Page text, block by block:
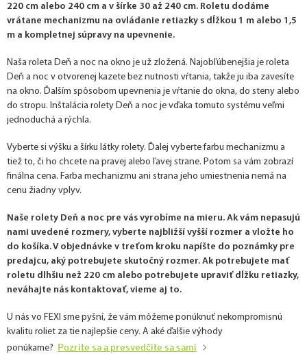
220 cm alebo 240 cm a v šírke 30 až 240 cm. Roletu dodáme
vrátane mechanizmu na ovládanie retiazky s dĺžkou 1 m alebo 1,5
m a kompletnej súpravy na upevnenie.
Naša roleta Deň a noc na okno je už zložená. Najobľúbenejšia je roleta
Deň a noc v otvorenej kazete bez nutnosti vŕtania, takže ju iba zavesíte
na okno. Ďalším spôsobom upevnenia je vŕtanie do okna, do steny alebo
do stropu. Inštalácia rolety Deň a noc je vďaka tomuto systému veľmi
jednoduchá a rýchla.
Vyberte si výšku a šírku látky rolety. Ďalej vyberte farbu mechanizmu a
tiež to, či ho chcete na pravej alebo ľavej strane. Potom sa vám zobrazí
finálna cena. Farba mechanizmu ani strana jeho umiestnenia nemá na
cenu žiadny vplyv.
Naše rolety Deň a noc pre vás vyrobíme na mieru. Ak vám nepasujú
nami uvedené rozmery, vyberte najbližší vyšší rozmer a vložte ho
do košíka. V objednávke v treťom kroku napíšte do poznámky pre
predajcu, aký potrebujete skutočný rozmer. Ak potrebujete mať
roletu dlhšiu než 220 cm alebo potrebujete upraviť dĺžku retiazky,
neváhajte nás kontaktovať, vieme aj to.
U nás vo FEXI sme pyšní, že vám môžeme ponúknuť nekompromisnú
kvalitu roliet za tie najlepšie ceny. A aké ďalšie výhody
ponúkame? Pozrite sa a presvedčite sa sami